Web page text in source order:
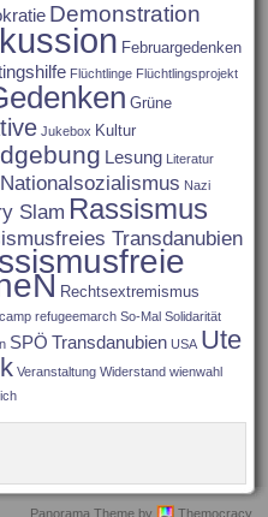
Demonstration
Februargedenken
Flüchtlinge Flüchtlingsprojekt
Grüne
Jukebox Kultur
Lesung Literatur
Nationalsozialismus Nazi
Slam Rassismus
Transdanubien
Rechtsextremismus
refugeemarch So-Mal Solidarität
SPÖ Transdanubien USA Ute
Veranstaltung Widerstand wienwahl
Panorama Theme by Themocracy